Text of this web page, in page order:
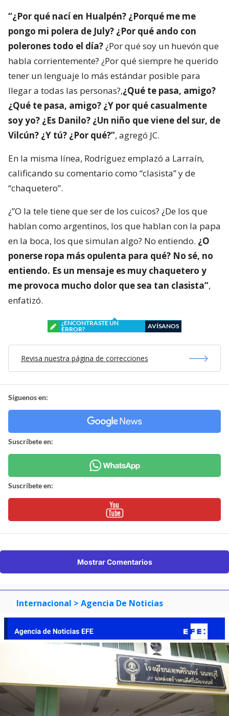
“¿Por qué nací en Hualpén? ¿Porqué me me
pongo mi polera de July? ¿Por qué ando con
polerones todo el día?¿Por qué soy un huevón que
habla corrientemente? ¿Por qué siempre he querido
tener un lenguaje lo más estándar posible para
llegar a todas las personas?,¿Qué te pasa, amigo?
¿Qué te pasa, amigo? ¿Y por qué casualmente
soy yo? ¿Es Danilo? ¿Un niño que viene del sur, de
Vilcún? ¿Y tú? ¿Por qué?”, agregó JC.
En la misma línea, Rodríguez emplazó a Larraín,
calificando su comentario como “clasista” y de
“chaquetero”.
¿”O la tele tiene que ser de los cuicos? ¿De los que
hablan como argentinos, los que hablan con la papa
en la boca, los que simulan algo? No entiendo. ¿O
ponerse ropa más opulenta para qué? No sé, no
entiendo. Es un mensaje es muy chaquetero y
me provoca mucho dolor que sea tan clasista”,
enfatizó.
¿ENCONTRASTE UN
ERROR?
AVÍSANOS
Revisa nuestra página de correcciones
Síguenos en:
Suscríbete en:
Suscríbete en:
Mostrar Comentarios
Internacional > Agencia De Noticias